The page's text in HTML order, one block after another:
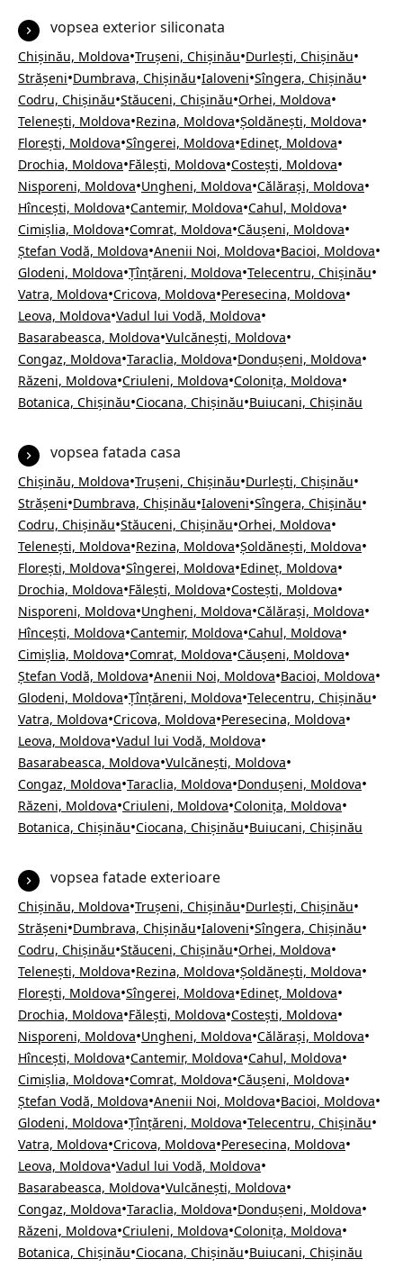
vopsea exterior siliconata
Chișinău, Moldova•Trușeni, Chișinău•Durlești, Chișinău•
Strășeni•Dumbrava, Chișinău•Ialoveni•Sîngera, Chișinău•
Codru, Chișinău•Stăuceni, Chișinău•Orhei, Moldova•
Telenești, Moldova•Rezina, Moldova•Șoldănești, Moldova•
Florești, Moldova•Sîngerei, Moldova•Edineț, Moldova•
Drochia, Moldova•Fălești, Moldova•Costești, Moldova•
Nisporeni, Moldova•Ungheni, Moldova•Călărași, Moldova•
Hîncești, Moldova•Cantemir, Moldova•Cahul, Moldova•
Cimișlia, Moldova•Comrat, Moldova•Căușeni, Moldova•
Ștefan Vodă, Moldova•Anenii Noi, Moldova•Bacioi, Moldova•
Glodeni, Moldova•Țînțăreni, Moldova•Telecentru, Chișinău•
Vatra, Moldova•Cricova, Moldova•Peresecina, Moldova•
Leova, Moldova•Vadul lui Vodă, Moldova•
Basarabeasca, Moldova•Vulcănești, Moldova•
Congaz, Moldova•Taraclia, Moldova•Dondușeni, Moldova•
Răzeni, Moldova•Criuleni, Moldova•Colonița, Moldova•
Botanica, Chișinău•Ciocana, Chișinău•Buiucani, Chișinău
vopsea fatada casa
Chișinău, Moldova•Trușeni, Chișinău•Durlești, Chișinău•
Strășeni•Dumbrava, Chișinău•Ialoveni•Sîngera, Chișinău•
Codru, Chișinău•Stăuceni, Chișinău•Orhei, Moldova•
Telenești, Moldova•Rezina, Moldova•Șoldănești, Moldova•
Florești, Moldova•Sîngerei, Moldova•Edineț, Moldova•
Drochia, Moldova•Fălești, Moldova•Costești, Moldova•
Nisporeni, Moldova•Ungheni, Moldova•Călărași, Moldova•
Hîncești, Moldova•Cantemir, Moldova•Cahul, Moldova•
Cimișlia, Moldova•Comrat, Moldova•Căușeni, Moldova•
Ștefan Vodă, Moldova•Anenii Noi, Moldova•Bacioi, Moldova•
Glodeni, Moldova•Țînțăreni, Moldova•Telecentru, Chișinău•
Vatra, Moldova•Cricova, Moldova•Peresecina, Moldova•
Leova, Moldova•Vadul lui Vodă, Moldova•
Basarabeasca, Moldova•Vulcănești, Moldova•
Congaz, Moldova•Taraclia, Moldova•Dondușeni, Moldova•
Răzeni, Moldova•Criuleni, Moldova•Colonița, Moldova•
Botanica, Chișinău•Ciocana, Chișinău•Buiucani, Chișinău
vopsea fatade exterioare
Chișinău, Moldova•Trușeni, Chișinău•Durlești, Chișinău•
Strășeni•Dumbrava, Chișinău•Ialoveni•Sîngera, Chișinău•
Codru, Chișinău•Stăuceni, Chișinău•Orhei, Moldova•
Telenești, Moldova•Rezina, Moldova•Șoldănești, Moldova•
Florești, Moldova•Sîngerei, Moldova•Edineț, Moldova•
Drochia, Moldova•Fălești, Moldova•Costești, Moldova•
Nisporeni, Moldova•Ungheni, Moldova•Călărași, Moldova•
Hîncești, Moldova•Cantemir, Moldova•Cahul, Moldova•
Cimișlia, Moldova•Comrat, Moldova•Căușeni, Moldova•
Ștefan Vodă, Moldova•Anenii Noi, Moldova•Bacioi, Moldova•
Glodeni, Moldova•Țînțăreni, Moldova•Telecentru, Chișinău•
Vatra, Moldova•Cricova, Moldova•Peresecina, Moldova•
Leova, Moldova•Vadul lui Vodă, Moldova•
Basarabeasca, Moldova•Vulcănești, Moldova•
Congaz, Moldova•Taraclia, Moldova•Dondușeni, Moldova•
Răzeni, Moldova•Criuleni, Moldova•Colonița, Moldova•
Botanica, Chișinău•Ciocana, Chișinău•Buiucani, Chișinău